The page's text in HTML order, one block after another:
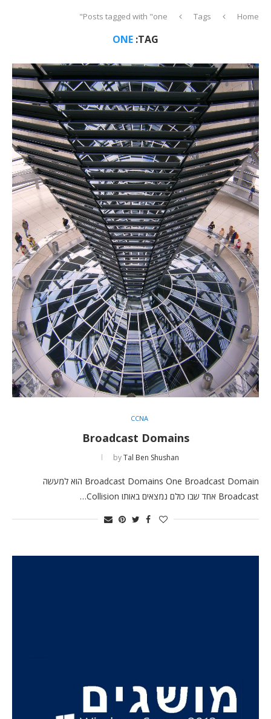
Home
Tags
Posts tagged with "one"
TAG:
ONE
CCNA
Broadcast Domains
byTal Ben Shushan
Broadcast Domains One Broadcast Domain הוא למעשה
Broadcast אחד שבו כולם נמצאים באותו Collision…